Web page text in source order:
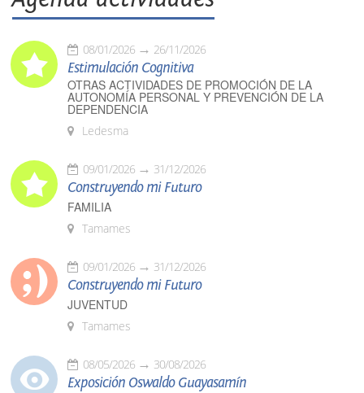
08/01/2026 26/11/2026
Estimulación Cognitiva
OTRAS ACTIVIDADES DE PROMOCIÓN DE LA
AUTONOMÍA PERSONAL Y PREVENCIÓN DE LA
DEPENDENCIA
Ledesma
09/01/2026 31/12/2026
Construyendo mi Futuro
FAMILIA
Tamames
09/01/2026 31/12/2026
Construyendo mi Futuro
JUVENTUD
Tamames
08/05/2026 30/08/2026
Exposición Oswaldo Guayasamín